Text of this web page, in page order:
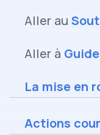
Aller au
Aller à
La mise en
Actions